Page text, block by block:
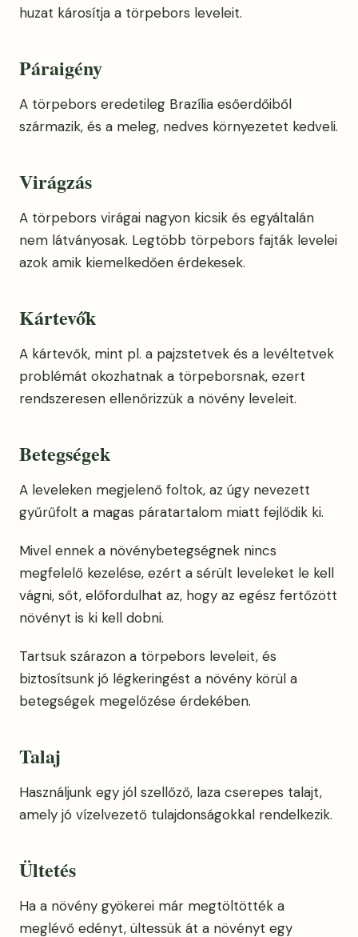
huzat károsítja a törpebors leveleit.
Páraigény
A törpebors eredetileg Brazília esőerdőiből
származik, és a meleg, nedves környezetet kedveli.
Virágzás
A törpebors virágai nagyon kicsik és egyáltalán
nem látványosak. Legtöbb törpebors fajták levelei
azok amik kiemelkedően érdekesek.
Kártevők
A kártevők, mint pl. a pajzstetvek és a levéltetvek
problémát okozhatnak a törpeborsnak, ezert
rendszeresen ellenőrizzük a növény leveleit.
Betegségek
A leveleken megjelenő foltok, az úgy nevezett
gyűrűfolt a magas páratartalom miatt fejlődik ki.
Mivel ennek a növénybetegségnek nincs
megfelelő kezelése, ezért a sérült leveleket le kell
vágni, sőt, előfordulhat az, hogy az egész fertőzött
növényt is ki kell dobni.
Tartsuk szárazon a törpebors leveleit, és
biztosítsunk jó légkeringést a növény körül a
betegségek megelőzése érdekében.
Talaj
Használjunk egy jól szellőző, laza cserepes talajt,
amely jó vízelvezető tulajdonságokkal rendelkezik.
Ültetés
Ha a növény gyökerei már megtöltötték a
meglévő edényt, ültessük át a növényt egy